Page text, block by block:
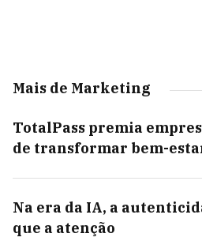
Mais de Marketing
TotalPass premia
de transformar bem-
Na era da IA, a
que a atenção